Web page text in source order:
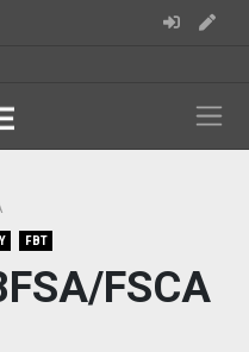
FBT
FSCA